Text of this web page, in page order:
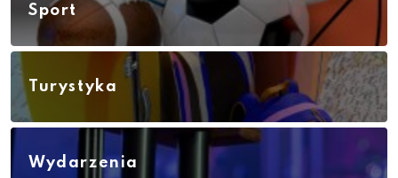
Sport
Turystyka
Wydarzenia